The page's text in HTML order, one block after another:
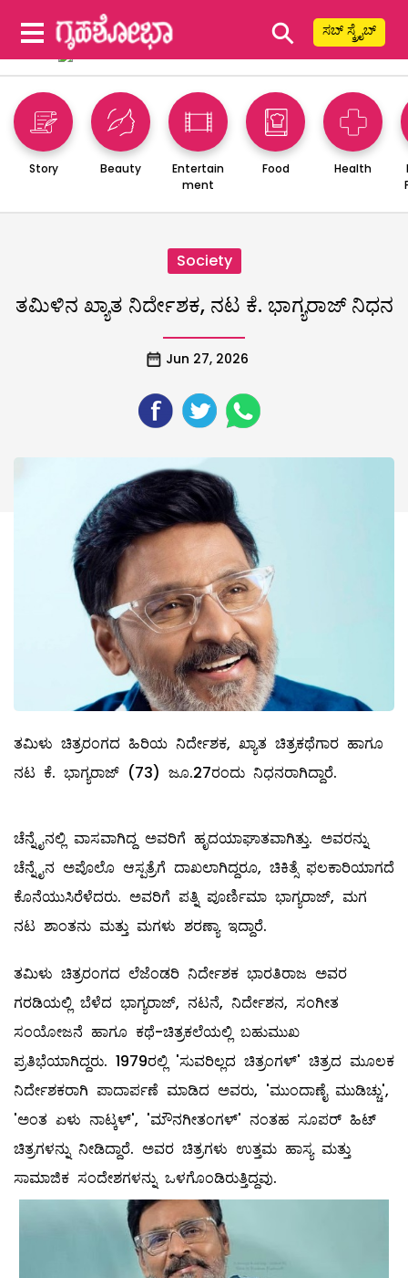
⚲ ಸಬ್ ಸ್ಕ್ರೈಬ್
Story Beauty
Entertain
ment
Food Health
Society
ತಮಿಳಿನ ಖ್ಯಾತ ನಿರ್ದೇಶಕ, ನಟ ಕೆ. ಭಾಗ್ಯರಾಜ್ ನಿಧನ
Jun 27, 2026
ತಮಿಳು ಚಿತ್ರರಂಗದ ಹಿರಿಯ ನಿರ್ದೇಶಕ, ಖ್ಯಾತ ಚಿತ್ರಕಥೆಗಾರ ಹಾಗೂ
ನಟ ಕೆ. ಭಾಗ್ಯರಾಜ್ (73) ಜೂ.27ರಂದು ನಿಧನರಾಗಿದ್ದಾರೆ.
ಚೆನ್ನೈನಲ್ಲಿ ವಾಸವಾಗಿದ್ದ ಅವರಿಗೆ ಹೃದಯಾಘಾತವಾಗಿತ್ತು. ಅವರನ್ನು
ಚೆನ್ನೈನ ಅಪೊಲೊ ಆಸ್ಪತ್ರೆಗೆ ದಾಖಲಾಗಿದ್ದರೂ, ಚಿಕಿತ್ಸೆ ಫಲಕಾರಿಯಾಗದೆ
ಕೊನೆಯುಸಿರೆಳೆದರು. ಅವರಿಗೆ ಪತ್ನಿ ಪೂರ್ಣಿಮಾ ಭಾಗ್ಯರಾಜ್, ಮಗ
ನಟ ಶಾಂತನು ಮತ್ತು ಮಗಳು ಶರಣ್ಯಾ ಇದ್ದಾರೆ.
ತಮಿಳು ಚಿತ್ರರಂಗದ ಲೆಜೆಂಡರಿ ನಿರ್ದೇಶಕ ಭಾರತಿರಾಜ ಅವರ
ಗರಡಿಯಲ್ಲಿ ಬೆಳೆದ ಭಾಗ್ಯರಾಜ್, ನಟನೆ, ನಿರ್ದೇಶನ, ಸಂಗೀತ
ಸಂಯೋಜನೆ ಹಾಗೂ ಕಥೆ-ಚಿತ್ರಕಲೆಯಲ್ಲಿ ಬಹುಮುಖ
ಪ್ರತಿಭೆಯಾಗಿದ್ದರು. 1979ರಲ್ಲಿ 'ಸುವರಿಲ್ಲದ ಚಿತ್ರಂಗಳ್' ಚಿತ್ರದ ಮೂಲಕ
ನಿರ್ದೇಶಕರಾಗಿ ಪಾದಾರ್ಪಣೆ ಮಾಡಿದ ಅವರು, 'ಮುಂದಾಣೈ ಮುಡಿಚ್ಚು',
'ಅಂತ ಏಳು ನಾಟ್ಕಳ್', 'ಮೌನಗೀತಂಗಳ್' ನಂತಹ ಸೂಪರ್ ಹಿಟ್
ಚಿತ್ರಗಳನ್ನು ನೀಡಿದ್ದಾರೆ. ಅವರ ಚಿತ್ರಗಳು ಉತ್ತಮ ಹಾಸ್ಯ ಮತ್ತು
ಸಾಮಾಜಿಕ ಸಂದೇಶಗಳನ್ನು ಒಳಗೊಂಡಿರುತ್ತಿದ್ದವು.